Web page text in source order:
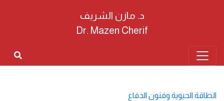
د. مازن الشريف
Dr. Mazen Cherif
الطاقة الحيوية وفنون الدفاع